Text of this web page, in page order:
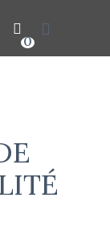
0